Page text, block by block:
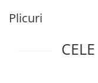
Rollere
Plicuri